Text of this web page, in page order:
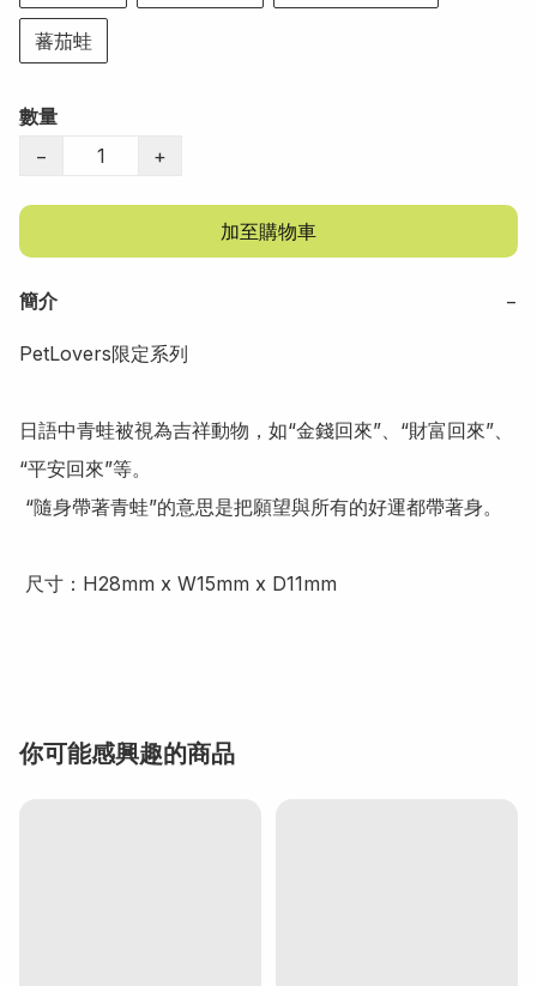
蕃茄蛙
數量
−
+
加至購物車
簡介 −
PetLovers限定系列
日語中青蛙被視為吉祥動物，如“金錢回來”、“財富回來”、
“平安回來”等。
你可能感興趣的商品